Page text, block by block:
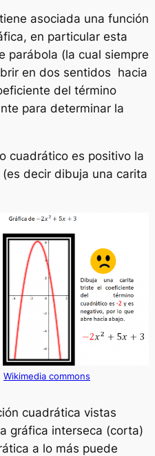
asociada una función
en particular esta
parábola (la cual siempre
en dos sentidos hacia
del término
para determinar la
cuadrático es positivo la
decir dibuja una carita
Wikimedia commons
cuadrática vistas
gráfica interseca (corta)
a lo más puede